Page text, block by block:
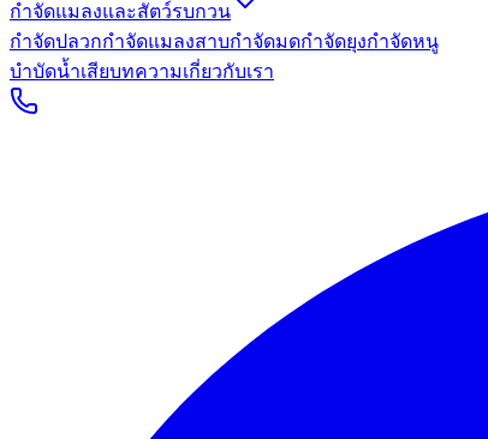
กำจัดแมลงและสัตว์รบกวน
กำจัดปลวกกำจัดแมลงสาบกำจัดมดกำจัดยุงกำจัดหนู
บำบัดน้ำเสียบทความเกี่ยวกับเรา